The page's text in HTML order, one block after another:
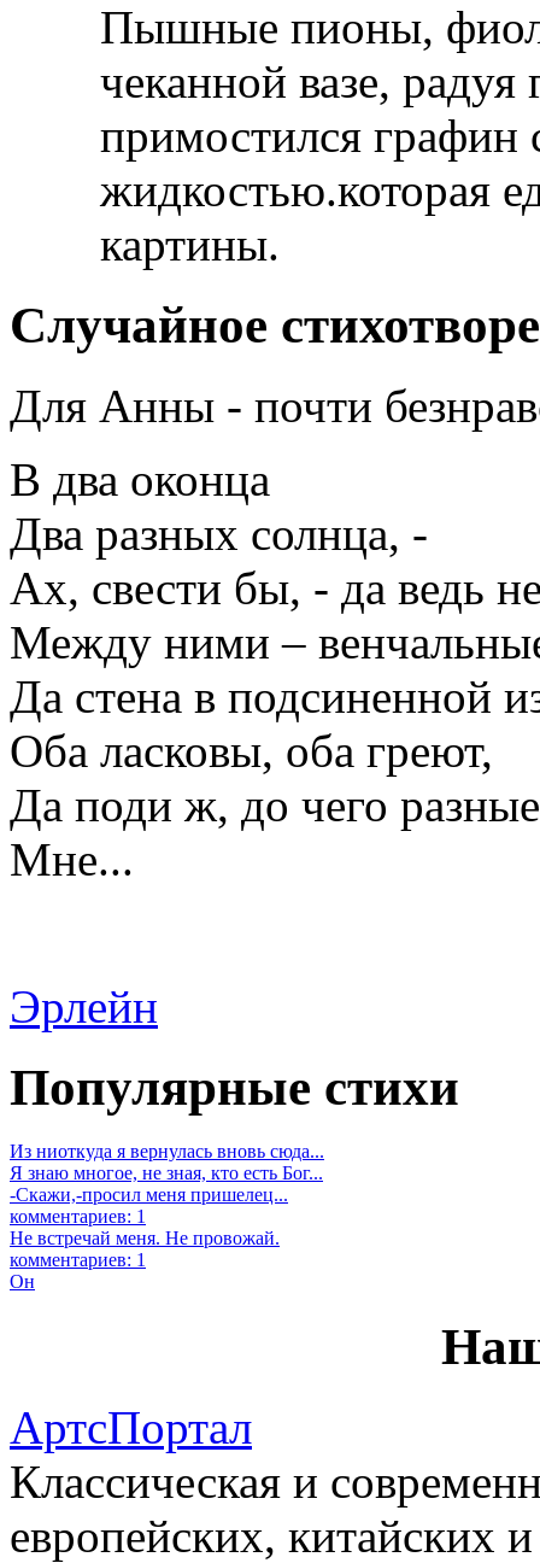
Пышные пионы,
чеканной вазе,
примостился графин
жидкостью.которая
картины.
Случайное
Для Анны - почти
В два оконца
Два разных солнца, -
Ах, свести бы, - да ведь
Между ними –
Да стена в подсиненной
Оба ласковы, оба греют,
Да поди ж, до чего
Мне...
Эрлейн
Популярные стихи
Из ниоткуда я вернулась вновь сюда...
Я знаю многое, не зная, кто есть Бог...
-Скажи,-просил меня пришелец...
комментариев: 1
Не встречай меня. Не провожай.
комментариев: 1
Он
АртсПортал
Классическая и
европейских, китайских